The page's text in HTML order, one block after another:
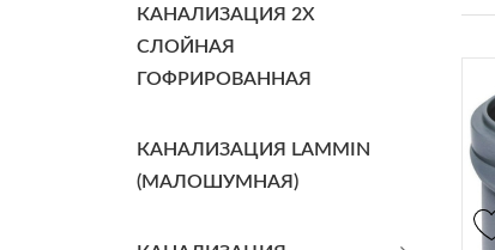
КАНАЛИЗАЦИЯ 2Х
СЛОЙНАЯ
ГОФРИРОВАННАЯ
КАНАЛИЗАЦИЯ LAMMIN
(МАЛОШУМНАЯ)